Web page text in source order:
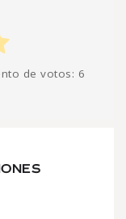
de votos: 6